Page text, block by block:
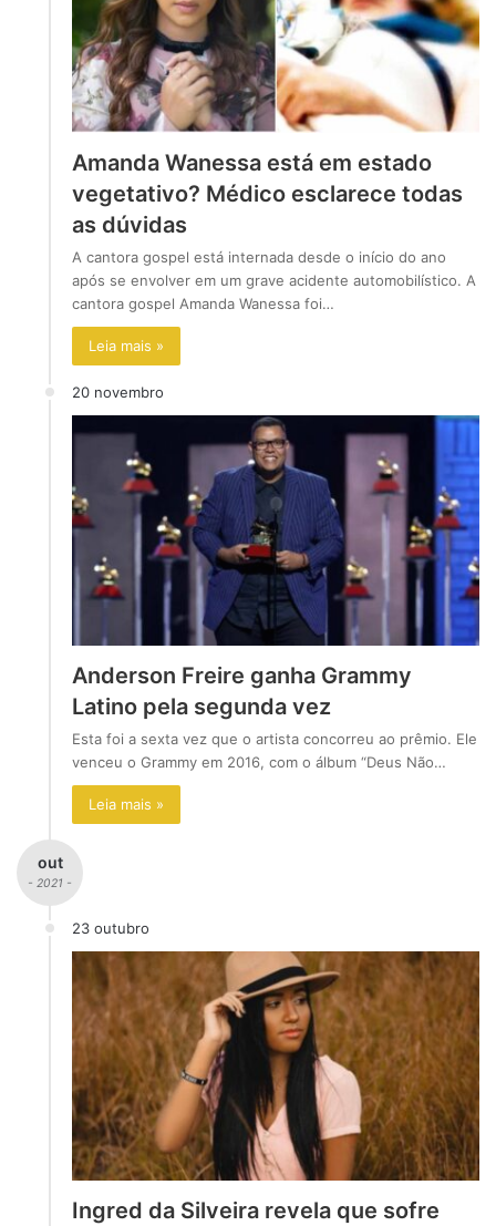
Amanda Wanessa está em estado
vegetativo? Médico esclarece todas
as dúvidas
A cantora gospel está internada desde o início do ano
após se envolver em um grave acidente automobilístico. A
cantora gospel Amanda Wanessa foi…
Leia mais »
20 novembro
Anderson Freire ganha Grammy
Latino pela segunda vez
Esta foi a sexta vez que o artista concorreu ao prêmio. Ele
venceu o Grammy em 2016, com o álbum “Deus Não…
Leia mais »
out
- 2021 -
23 outubro
Ingred da Silveira revela que sofre